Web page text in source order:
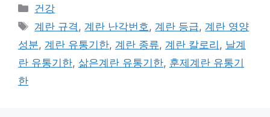
카
테
고
리
건강
태
그
계란 규격 , 계란 난각번호 , 계란 등급, 계란 영양
성분, 계란 유통기한, 계란 종류, 계란 칼로리 , 날계
란 유통기한, 삶은계란 유통기한, 훈제계란 유통기
한